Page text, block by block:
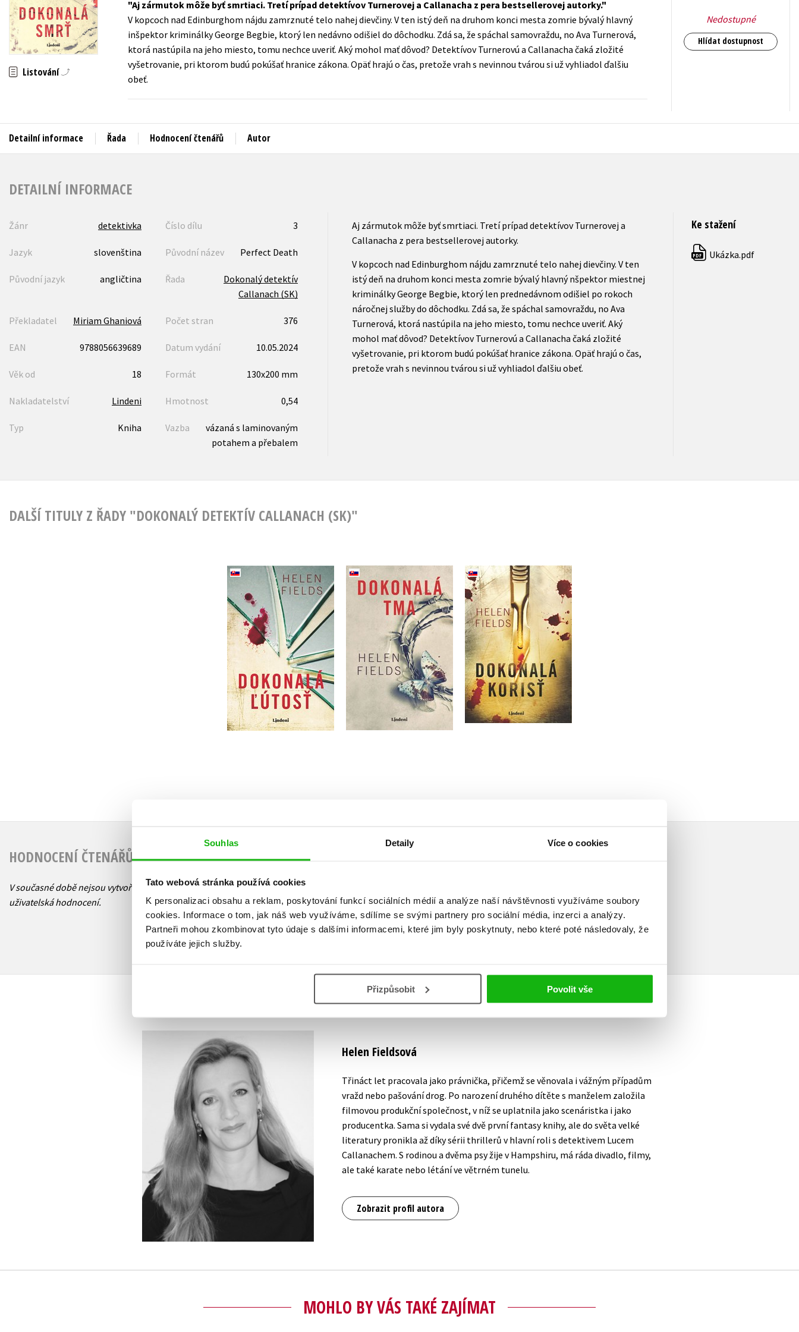
Souhlas Detaily Více o cookies
Tato webová stránka používá cookies
K personalizaci obsahu a reklam, poskytování funkcí sociálních médií a analýze naší návštěvnosti využíváme soubory
cookies. Informace o tom, jak náš web využíváme, sdílíme se svými partnery pro sociální média, inzerci a analýzy.
Partneři mohou zkombinovat tyto údaje s dalšími informacemi, které jim byly poskytnuty, nebo které poté následovaly, že
používáte jejich služby.
Přizpůsobit Povolit vše
Auto - moto
Beletrie pro děti
Beletrie pro dospělé
Byznys a ekonomie
Jazyky
Kalendáře
Kariéra a osobní rozvoj
Populárně - naučná pro dospělé
Populárně - naučné pro děti
Předškoláci
Příroda a zahrada
Young adult (SK)
Zahraniční literatura
Zdraví a životní styl
Všechny tituly
Listování
Aj zármutok môže byť smrtiaci. Tretí prípad detektívov Turnerovej a Callanacha z pera bestsellerovej autorky.
V kopcoch nad Edinburghom nájdu zamrznuté telo nahej dievčiny. V ten istý deň na druhom konci mesta zomrie bývalý hlavný
inšpektor kriminálky George Begbie, ktorý len nedávno odišiel do dôchodku. Zdá sa, že spáchal samovraždu, no Ava Turnerová,
ktorá nastúpila na jeho miesto, tomu nechce uveriť. Aký mohol mať dôvod? Detektívov Turnerovú a Callanacha čaká zložité
vyšetrovanie, pri ktorom budú pokúšať hranice zákona. Opäť hrajú o čas, pretože vrah s nevinnou tvárou si už vyhliadol ďalšiu
obeť.
Nedostupné
Hlídat dostupnost
Detailní informace Řada Hodnocení čtenářů Autor
DETAILNÍ INFORMACE
Žánr detektivka Číslo dílu 3
Jazyk slovenština Původní název Perfect Death
Původní jazyk angličtina Řada
Dokonalý detektív
Callanach (SK)
Překladatel Miriam Ghaniová Počet stran 376
EAN 9788056639689 Datum vydání 10.05.2024
Věk od 18 Formát 130x200 mm
Nakladatelství Lindeni Hmotnost 0,54
Typ Kniha Vazba
vázaná s laminovaným
potahem a přebalem
Aj zármutok môže byť smrtiaci. Tretí prípad detektívov Turnerovej a
Callanacha z pera bestsellerovej autorky.
V kopcoch nad Edinburghom nájdu zamrznuté telo nahej dievčiny. V ten
istý deň na druhom konci mesta zomrie bývalý hlavný nšpektor miestnej
kriminálky George Begbie, ktorý len prednedávnom odišiel po rokoch
náročnej služby do dôchodku. Zdá sa, že spáchal samovraždu, no Ava
Turnerová, ktorá nastúpila na jeho miesto, tomu nechce uveriť. Aký
mohol mať dôvod? Detektívov Turnerovú a Callanacha čaká zložité
vyšetrovanie, pri ktorom budú pokúšať hranice zákona. Opäť hrajú o čas,
pretože vrah s nevinnou tvárou si už vyhliadol ďalšiu obeť.
Ke stažení
PDF Ukázka.pdf
DALŠÍ TITULY Z ŘADY "DOKONALÝ DETEKTÍV CALLANACH (SK)"
Dokonalá ľútosť
(slovensky)
Helen Fieldsová
Do košíku
569 Kč
455 Kč
Dokonalá tma
(slovensky)
Helen Fieldsová
Do košíku
549 Kč
439 Kč
Dokonalá korisť
(slovensky)
Helen Fieldsová
Do košíku
549 Kč
439 Kč
HODNOCENÍ ČTENÁŘŮ
V současné době nejsou vytvořena žádná
uživatelská hodnocení.
Vaše hodnocení
Uživatelskou recenzi mohou vkládat pouze registrovaní uživatelé
AUTOR KNIHY
Helen Fieldsová
Třináct let pracovala jako právnička, přičemž se věnovala i vážným případům
vražd nebo pašování drog. Po narození druhého dítěte s manželem založila
filmovou produkční společnost, v níž se uplatnila jako scenáristka i jako
producentka. Sama si vydala své dvě první fantasy knihy, ale do světa velké
literatury pronikla až díky sérii thrillerů v hlavní roli s detektivem Lucem
Callanachem. S rodinou a dvěma psy žije v Hampshiru, má ráda divadlo, filmy,
ale také karate nebo létání ve větrném tunelu.
Zobrazit profil autora
MOHLO BY VÁS TAKÉ ZAJÍMAT